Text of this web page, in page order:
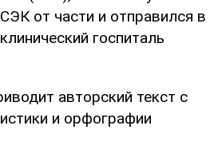
от части и отправился в
госпиталь
авторский текст с
и орфографии